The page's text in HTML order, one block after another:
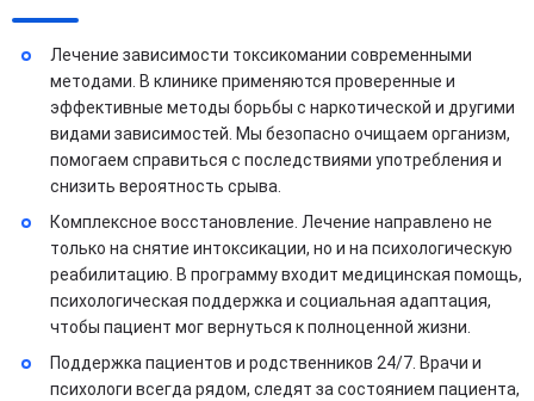
Лечение зависимости токсикомании современными
методами. В клинике применяются проверенные и
эффективные методы борьбы с наркотической и другими
видами зависимостей. Мы безопасно очищаем организм,
помогаем справиться с последствиями употребления и
снизить вероятность срыва.
Комплексное восстановление. Лечение направлено не
только на снятие интоксикации, но и на психологическую
реабилитацию. В программу входит медицинская помощь,
психологическая поддержка и социальная адаптация,
чтобы пациент мог вернуться к полноценной жизни.
Поддержка пациентов и родственников 24/7. Врачи и
психологи всегда рядом, следят за состоянием пациента,